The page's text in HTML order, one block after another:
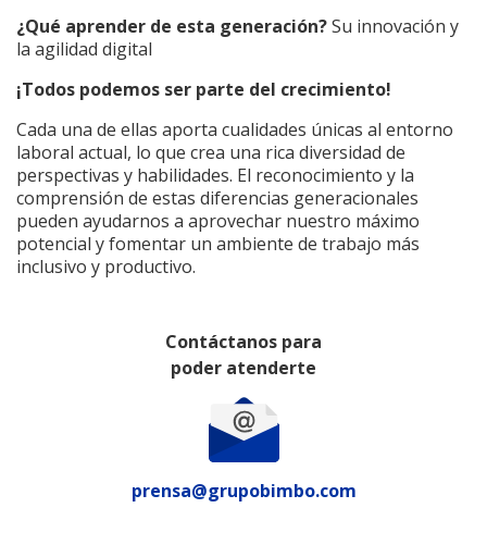
¿Qué aprender de esta generación?Su innovación y
la agilidad digital
¡Todos podemos ser parte del crecimiento!
Cada una de ellas aporta cualidades únicas al entorno
laboral actual, lo que crea una rica diversidad de
perspectivas y habilidades. El reconocimiento y la
comprensión de estas diferencias generacionales
pueden ayudarnos a aprovechar nuestro máximo
potencial y fomentar un ambiente de trabajo más
inclusivo y productivo.
Contáctanos para
poder atenderte
prensa@grupobimbo.com